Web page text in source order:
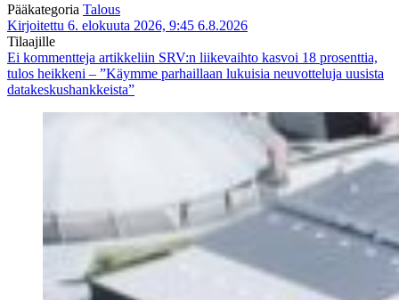
Pääkategoria Talous
Kirjoitettu 6. elokuuta 2026, 9:45 6.8.2026
Tilaajille
Ei kommentteja artikkeliin SRV:n liikevaihto kasvoi 18 prosenttia,
tulos heikkeni – ”Käymme parhaillaan lukuisia neuvotteluja uusista
datakeskushankkeista”